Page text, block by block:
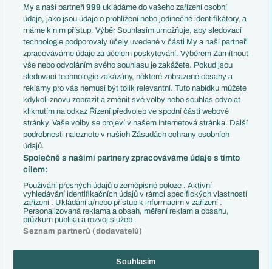
Témata
Představení týmů MS
EuroSkauting
PL v kostce
Evropské koeficienty
Přestupy
Přestupové spekulace
Zranění
Kluby
Arsenal FC
Chelsea FC
Manchester United
AC Milán
Juventus FC
Bayern Mnichov
FC Barcelona
Real Madrid
Francie
Itálie
Německo
Španělsko
Argentina
Brazílie
Přestupy
Zápasy
Livescore
Tipovací soutěž
My a naši partneři999 ukládáme do vašeho zařízení osobní
údaje, jako jsou údaje o prohlížení nebo jedinečné identifikátory, a
máme k nim přístup. Výběr Souhlasím umožňuje, aby sledovací
technologie podporovaly účely uvedené v části My a naši partneři
zpracováváme údaje za účelem poskytování. Výběrem Zamítnout
vše nebo odvoláním svého souhlasu je zakážete. Pokud jsou
sledovací technologie zakázány, některé zobrazené obsahy a
reklamy pro vás nemusí být tolik relevantní. Tuto nabídku můžete
kdykoli znovu zobrazit a změnit své volby nebo souhlas odvolat
kliknutím na odkaz Řízení předvoleb ve spodní části webové
stránky. Vaše volby se projeví v našem Internetová stránka. Další
podrobnosti naleznete v našich Zásadách ochrany osobních
údajů.
Společně s našimi partnery zpracováváme údaje s tímto
cílem:
Používání přesných údajů o zeměpisné poloze . Aktivní
vyhledávání identifikačních údajů v rámci specifických vlastností
zařízení . Ukládání a/nebo přístup k informacím v zařízení .
Personalizovaná reklama a obsah, měření reklam a obsahu,
průzkum publika a rozvoj služeb .
Seznam partnerů (dodavatelů)
Souhlasím